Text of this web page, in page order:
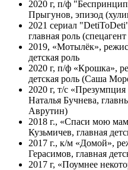
2020 г, п/ф
Прыгунов, эпизод
2021 сериал
главная роль
2019, «Мотылёк»,
детская роль
2020 г, п/ф «Крошка»,
детская роль (Саша
2020 г, т/с
Наталья Бучнева,
Аврутин)
2018 г., «Спаси мою
Кузьмичев, главная
2017 г., к/м «Домой»,
Герасимов, главная
2017 г, «Поумнее